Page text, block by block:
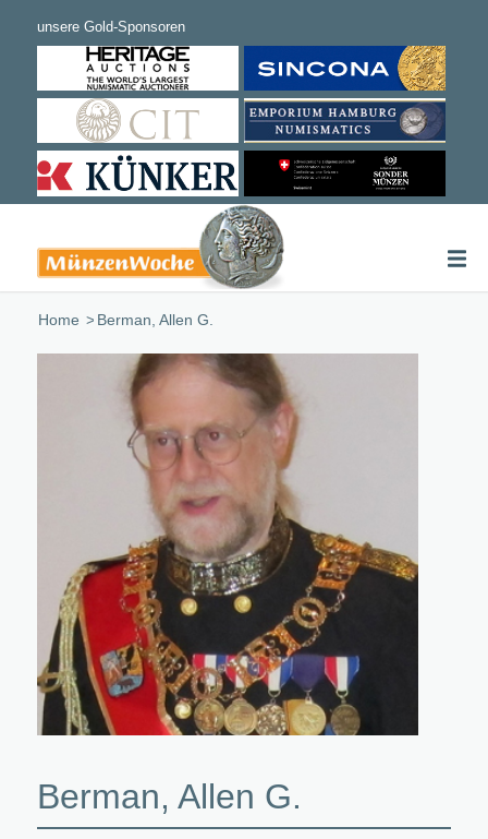
Home /Berman, Allen G.
Berman, Allen G.